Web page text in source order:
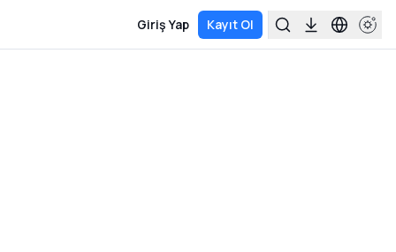
Giriş Yap Kayıt Ol